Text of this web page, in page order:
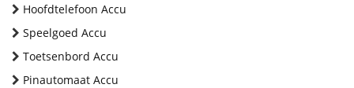
Hoofdtelefoon Accu
Speelgoed Accu
Toetsenbord Accu
Pinautomaat Accu